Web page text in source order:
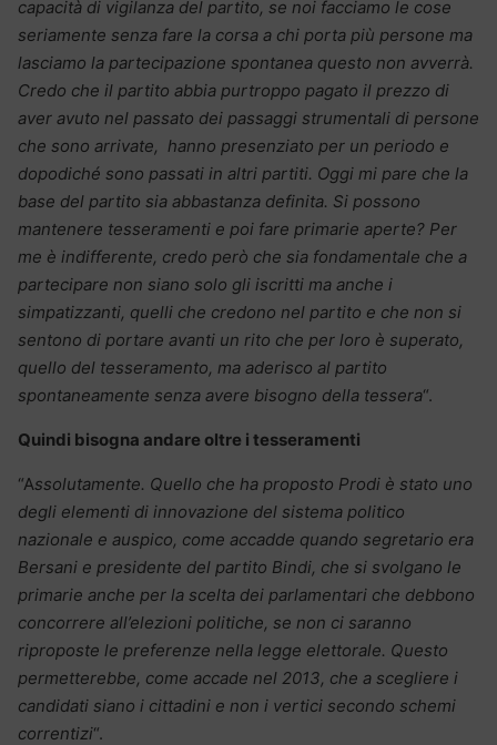
capacità di vigilanza del partito, se noi facciamo le cose
seriamente senza fare la corsa a chi porta più persone ma
lasciamo la partecipazione spontanea questo non avverrà.
Credo che il partito abbia purtroppo pagato il prezzo di
aver avuto nel passato dei passaggi strumentali di persone
che sono arrivate, hanno presenziato per un periodo e
dopodiché sono passati in altri partiti. Oggi mi pare che la
base del partito sia abbastanza definita. Si possono
mantenere tesseramenti e poi fare primarie aperte? Per
me è indifferente, credo però che sia fondamentale che a
partecipare non siano solo gli iscritti ma anche i
simpatizzanti, quelli che credono nel partito e che non si
sentono di portare avanti un rito che per loro è superato,
quello del tesseramento, ma aderisco al partito
spontaneamente senza avere bisogno della tessera“.
Quindi bisogna andare oltre i tesseramenti
“Assolutamente. Quello che ha proposto Prodi è stato uno
degli elementi di innovazione del sistema politico
nazionale e auspico, come accadde quando segretario era
Bersani e presidente del partito Bindi, che si svolgano le
primarie anche per la scelta dei parlamentari che debbono
concorrere all’elezioni politiche, se non ci saranno
riproposte le preferenze nella legge elettorale. Questo
permetterebbe, come accade nel 2013, che a scegliere i
candidati siano i cittadini e non i vertici secondo schemi
correntizi“.